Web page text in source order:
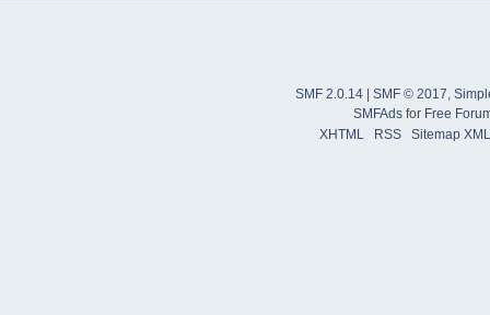
SMF 2.0.14 SMF © 2017
SMFAdsfor Free
XHTML
RSS Sitemap XML